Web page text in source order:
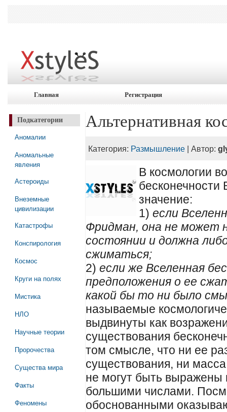
Главная Регистрация
Подкатегории
Аномалии
Аномальные
явления
Астероиды
Внеземные
цивилизации
Катастрофы
Конспирология
Космос
Круги на полях
Мистика
НЛО
Научные теории
Пророчества
Существа мира
Факты
Феномены
Альтернативная
Категория: Размышление | Автор:
В космологии
значение:
1)если
Фридман, она не может
состоянии и должна
сжиматься;
2)если же Вселенная
предположения о ее
какой бы то ни было
называемые
выдвинуты как
существования
том смысле, что ни ее
существования, ни
не могут быть выражены
большими числами.
обоснованными